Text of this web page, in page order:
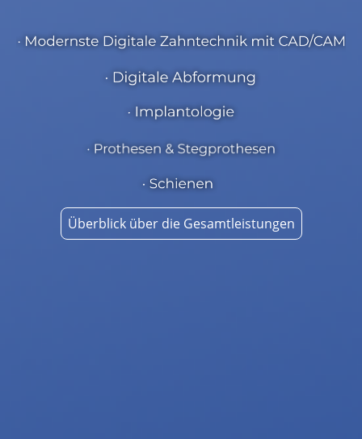
Überblick über die Gesamtleistungen